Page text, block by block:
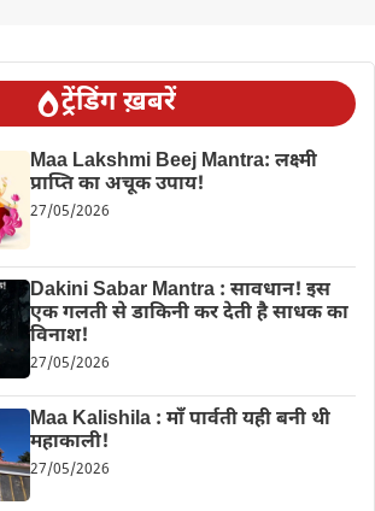
ट्रेंडिंग ख़बरें
Maa Lakshmi Beej Mantra: लक्ष्मी
प्राप्ति का अचूक उपाय!
27/05/2026
Dakini Sabar Mantra : सावधान! इस
एक गलती से डाकिनी कर देती है साधक का
विनाश!
27/05/2026
Maa Kalishila : माँ पार्वती यही बनी थी
महाकाली!
27/05/2026